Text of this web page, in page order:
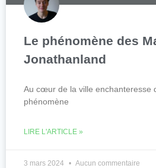
Le phénomène des
Jonathanland
Au cœur de la ville enchanteresse
phénomène
LIRE L'ARTICLE »
3 mars 2024 Aucun commentaire